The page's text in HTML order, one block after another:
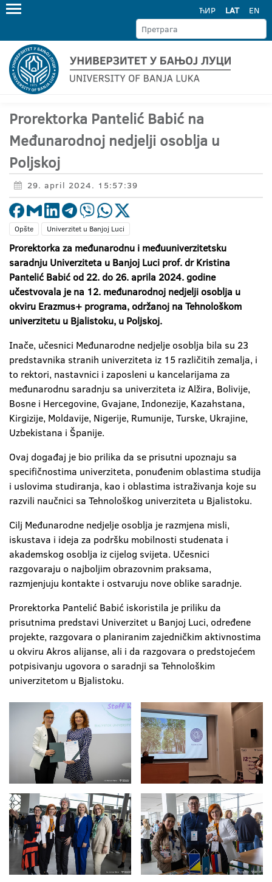
ЋИР LAT EN
Prorektorka Pantelić Babić na
Međunarodnoj nedjelji osoblja u
Poljskoj
29. april 2024. 15:57:39
Opšte Univerzitet u Banjoj Luci
Prorektorka za međunarodnu i međuuniverzitetsku
saradnju Univerziteta u Banjoj Luci prof. dr Kristina
Pantelić Babić od 22. do 26. aprila 2024. godine
učestvovala je na 12. međunarodnoj nedjelji osoblja u
okviru Erazmus+ programa, održanoj na Tehnološkom
univerzitetu u Bjalistoku, u Poljskoj.
Inače, učesnici Međunarodne nedjelje osoblja bila su 23
predstavnika stranih univerziteta iz 15 različitih zemalja, i
to rektori, nastavnici i zaposleni u kancelarijama za
međunarodnu saradnju sa univerziteta iz Alžira, Bolivije,
Bosne i Hercegovine, Gvajane, Indonezije, Kazahstana,
Kirgizije, Moldavije, Nigerije, Rumunije, Turske, Ukrajine,
Uzbekistana i Španije.
Ovaj događaj je bio prilika da se prisutni upoznaju sa
specifičnostima univerziteta, ponuđenim oblastima studija
i uslovima studiranja, kao i oblastima istraživanja koje su
razvili naučnici sa Tehnološkog univerziteta u Bjalistoku.
Cilj Međunarodne nedjelje osoblja je razmjena misli,
iskustava i ideja za podršku mobilnosti studenata i
akademskog osoblja iz cijelog svijeta. Učesnici
razgovaraju o najboljim obrazovnim praksama,
razmjenjuju kontakte i ostvaruju nove oblike saradnje.
Prorektorka Pantelić Babić iskoristila je priliku da
prisutnima predstavi Univerzitet u Banjoj Luci, određene
projekte, razgovara o planiranim zajedničkim aktivnostima
u okviru Akros alijanse, ali i da razgovara o predstojećem
potpisivanju ugovora o saradnji sa Tehnološkim
univerzitetom u Bjalistoku.